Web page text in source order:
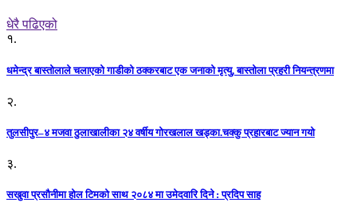
धेरै पढिएको
१.
धमेन्द्र बास्तोलाले चलाएको गाडीको ठक्करबाट एक जनाको मृत्यु, बास्तोला प्रहरी नियन्त्रणमा
२.
तुलसीपुर–४ मजवा ठुलाखालीका २४ वर्षीय गोरखलाल खड्का.चक्कु प्रहारबाट ज्यान गयो
३.
सखुवा प्रसौनीमा होल टिमको साथ २०८४ मा उमेदवारि दिने : प्रदिप साह